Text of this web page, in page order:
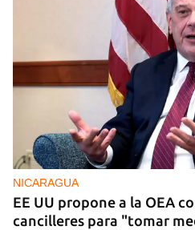
FOTO DEL DÍA
Un litro de aceite cuesta
mínimos
NICARAGUA
EE UU propone a la OEA
cancilleres para "tomar